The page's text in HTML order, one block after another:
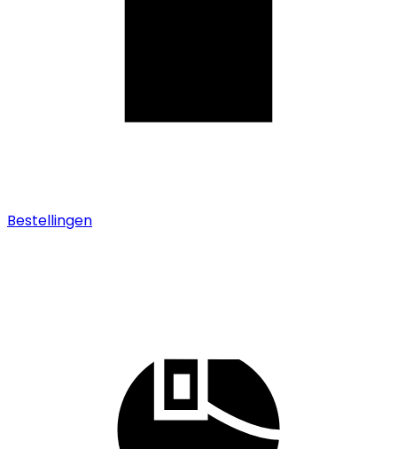
Bestellingen